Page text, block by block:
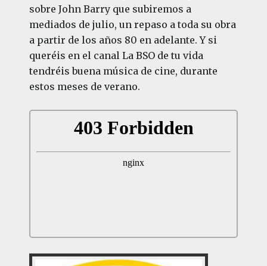
sobre John Barry que subiremos a
mediados de julio, un repaso a toda su obra
a partir de los años 80 en adelante. Y si
queréis en el canal La BSO de tu vida
tendréis buena música de cine, durante
estos meses de verano.